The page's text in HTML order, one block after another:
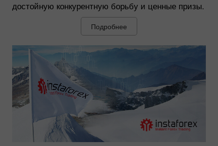
достойную конкурентную борьбу и ценные призы.
Подробнее